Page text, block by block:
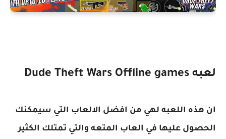
لعبه Dude Theft Wars Offline games
ان هذه اللعبه لهي من افضل الالعاب التي سيمكنك
الحصول عليها في العاب المتعه والتي تمتلك الكثير